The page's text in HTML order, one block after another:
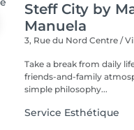
Steff City by
Manuela
3, Rue du NordCentre /
Take a break from daily
friends-and-family
simple philosophy...
Service Esthétique